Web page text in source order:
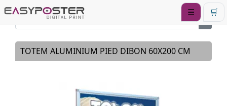
☰ 🛒
TOTEM ALUMINIUM PIED DIBON 60X200 CM